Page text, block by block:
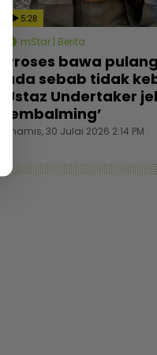
5:28
mStar | Berita
Proses bawa
ada sebab tidak
Ustaz Undertaker
‘embalming’
Khamis, 30 Julai 2026 2:14 PM